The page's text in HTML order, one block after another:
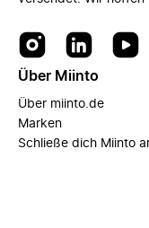
Über Miinto
Über miinto.de
Marken
Schließe dich Miinto